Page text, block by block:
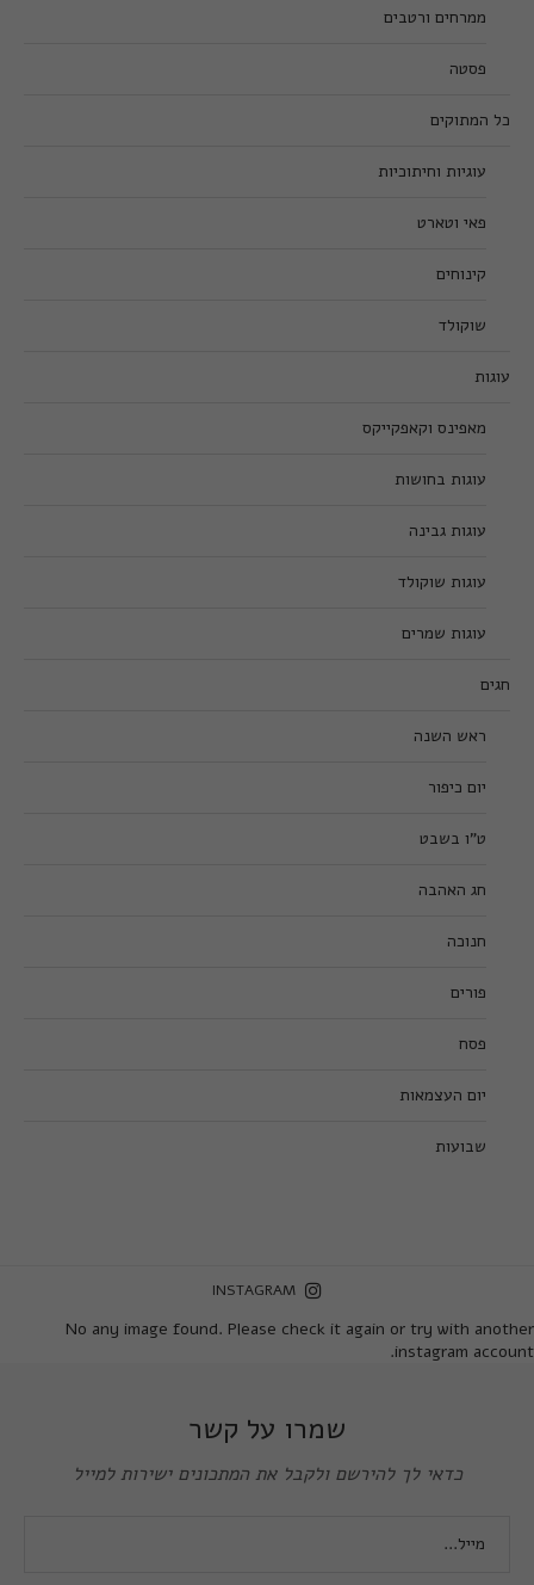
ממרחים ורטבים
פסטה
כל המתוקים
עוגיות וחיתוכיות
פאי וטארט
קינוחים
שוקולד
עוגות
מאפינס וקאפקייקס
עוגות בחושות
עוגות גבינה
עוגות שוקולד
עוגות שמרים
חגים
ראש השנה
יום כיפור
ט”ו בשבט
חג האהבה
חנוכה
פורים
פסח
יום העצמאות
שבועות
INSTAGRAM
No any image found. Please check it again or try with another
instagram account.
שמרו על קשר
כדאי לך להירשם ולקבל את המתכונים ישירות למייל